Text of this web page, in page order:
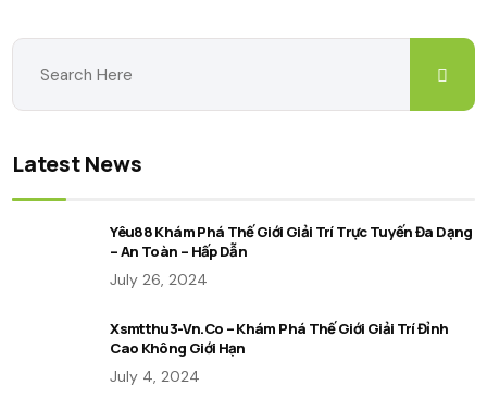
Latest News
Yêu88 Khám Phá Thế Giới Giải Trí Trực Tuyến Đa Dạng
– An Toàn – Hấp Dẫn
July 26, 2024
Xsmtthu3-Vn.co – Khám Phá Thế Giới Giải Trí Đỉnh
Cao Không Giới Hạn
July 4, 2024